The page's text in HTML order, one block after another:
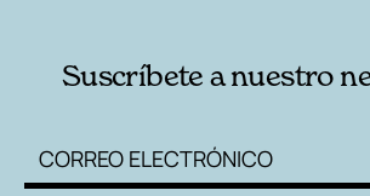
Suscríbete a nuestro